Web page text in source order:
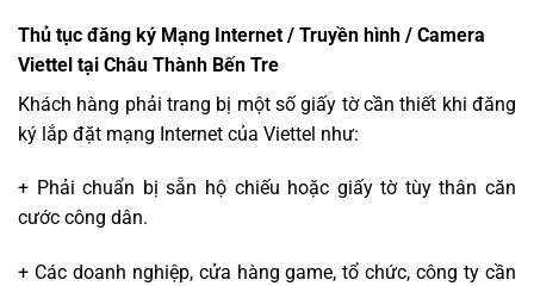
Thủ tục đăng ký Mạng Internet / Truyền hình / Camera
Viettel tại Châu Thành Bến Tre
Khách hàng phải trang bị một số giấy tờ cần thiết khi đăng
ký lắp đặt mạng Internet của Viettel như:
+ Phải chuẩn bị sẵn hộ chiếu hoặc giấy tờ tùy thân căn
cước công dân.
+ Các doanh nghiệp, cửa hàng game, tổ chức, công ty cần